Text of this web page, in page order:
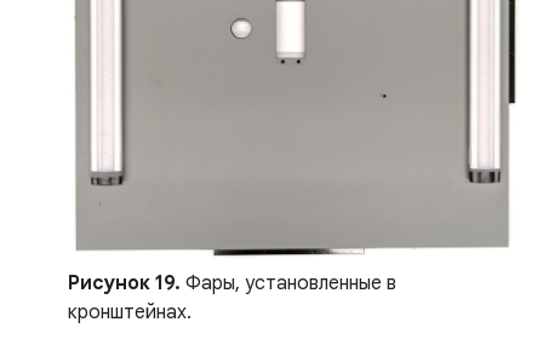
Рисунок 19. Фары, установленные в
кронштейнах.